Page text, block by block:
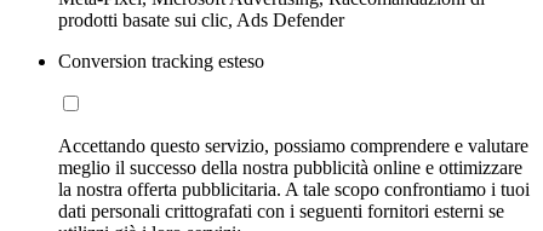
prodotti basate sui clic, Ads Defender
Conversion tracking esteso
Accettando questo servizio, possiamo comprendere e valutare
meglio il successo della nostra pubblicità online e ottimizzare
la nostra offerta pubblicitaria. A tale scopo confrontiamo i tuoi
dati personali crittografati con i seguenti fornitori esterni se